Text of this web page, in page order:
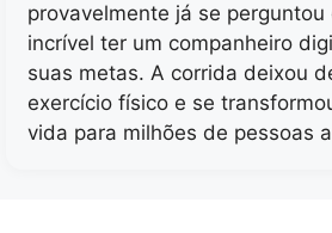
provavelmente já se perguntou
incrível ter um companheiro
suas metas. A corrida deixou
exercício físico e se
vida para milhões de pessoas